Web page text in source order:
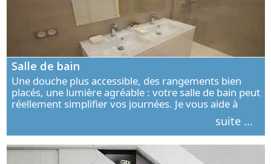
Salle de bain
Une douche plus accessible, des rangements bien
placés, une lumière agréable : votre salle de bain peut
réellement simplifier vos journées. Je vous aide à
concevoir un espace élégant, confortable et adapté à
suite ...